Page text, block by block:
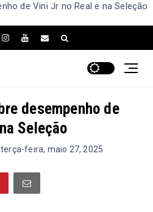
de Vini Jr no Real e na Seleção
desempenho de
Seleção
terça-feira, maio 27, 2025